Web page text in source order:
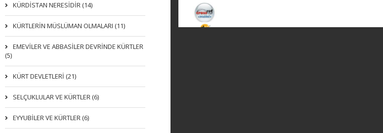
KÜRDİSTAN NERESİDİR (14)
KÜRTLERİN MÜSLÜMAN OLMALARI (11)
EMEVİLER VE ABBASİLER DEVRİNDE KÜRTLER
(5)
KÜRT DEVLETLERİ (21)
SELÇUKLULAR VE KÜRTLER (6)
EYYUBİLER VE KÜRTLER (6)